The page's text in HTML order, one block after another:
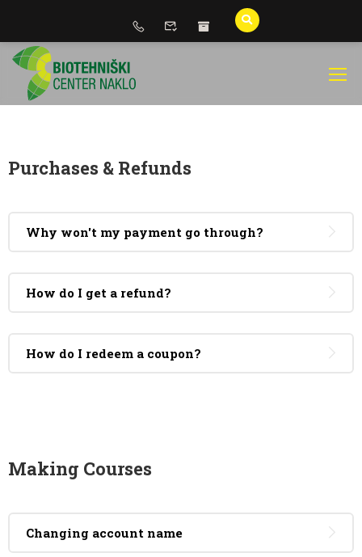
Purchases & Refunds
Why won't my payment go through?
How do I get a refund?
How do I redeem a coupon?
Making Courses
Changing account name